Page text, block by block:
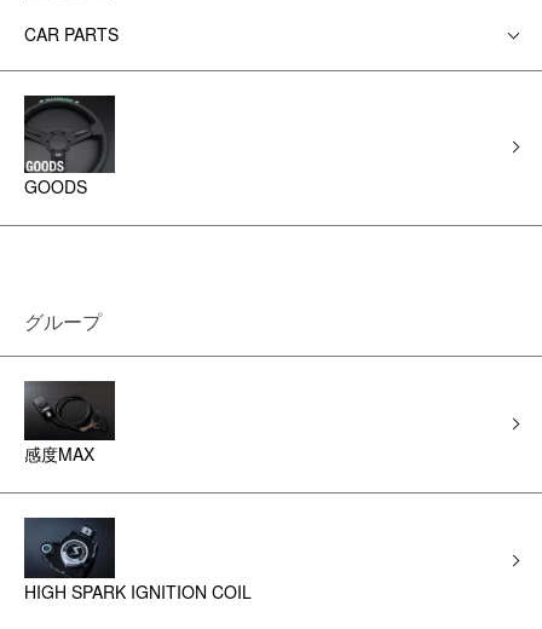
CAR PARTS
GOODS
グループ
感度MAX
HIGH SPARK IGNITION COIL